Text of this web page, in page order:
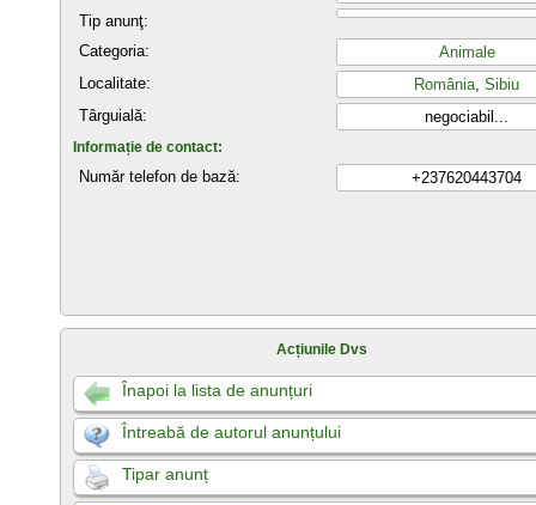
Tip anunţ:
Categoria:
Animale
Localitate:
România, Sibiu
Târguială:
negociabil...
Informație de contact:
Număr telefon de bază: +237620443704
Acțiunile Dvs
Înapoi la lista de anunțuri
Întreabă de autorul anunțului
Tipar anunț